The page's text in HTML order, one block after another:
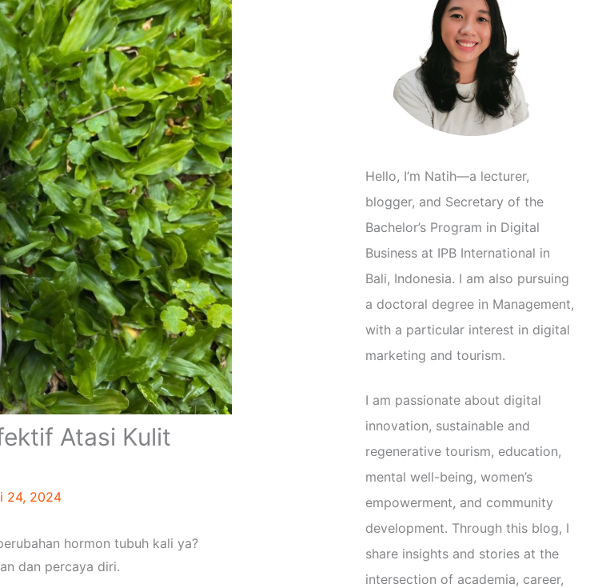
Atasi Kulit
24, 2024
hormon tubuh kali ya?
dan percaya diri.
Hello, I’m Natih—a lecturer,
blogger, and Secretary of the
Bachelor’s Program in Digital
Business at IPB International in
Bali, Indonesia. I am also pursuing
a doctoral degree in Management,
with a particular interest in digital
marketing and tourism.
I am passionate about digital
innovation, sustainable and
regenerative tourism, education,
mental well-being, women’s
empowerment, and community
development. Through this blog, I
share insights and stories at the
intersection of academia, career,
i
e
s